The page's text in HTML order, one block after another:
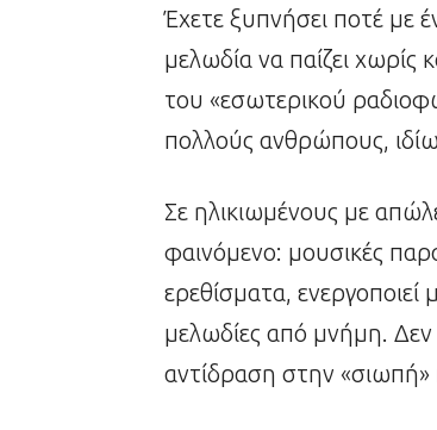
Έχετε ξυπνήσει ποτέ με
μελωδία να παίζει χωρίς
του «εσωτερικού
πολλούς ανθρώπους,
Σε ηλικιωμένους με
φαινόμενο: μουσικές
ερεθίσματα,
μελωδίες από μνήμη. Δεν
αντίδραση στην